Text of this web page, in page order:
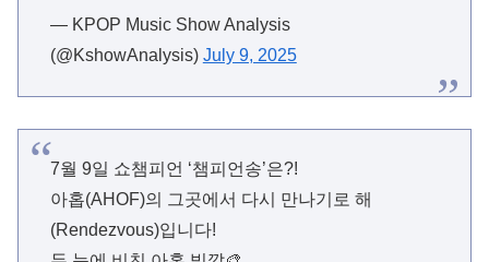
— KPOP Music Show Analysis
(@KshowAnalysis)July 9, 2025
7월 9일 쇼챔피언 ‘챔피언송’은?!
아홉(AHOF)의 그곳에서 다시 만나기로 해
(Rendezvous)입니다!